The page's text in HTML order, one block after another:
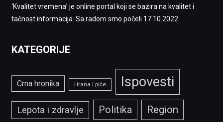
‘Kvalitet vremena’ je online portal koji se bazira na kvalitet i
tačnost informacija. Sa radom smo počeli 17.10.2022.
KATEGORIJE
Crna hronika Hrana i piće Ispovesti
Lepota i zdravlje Politika Region